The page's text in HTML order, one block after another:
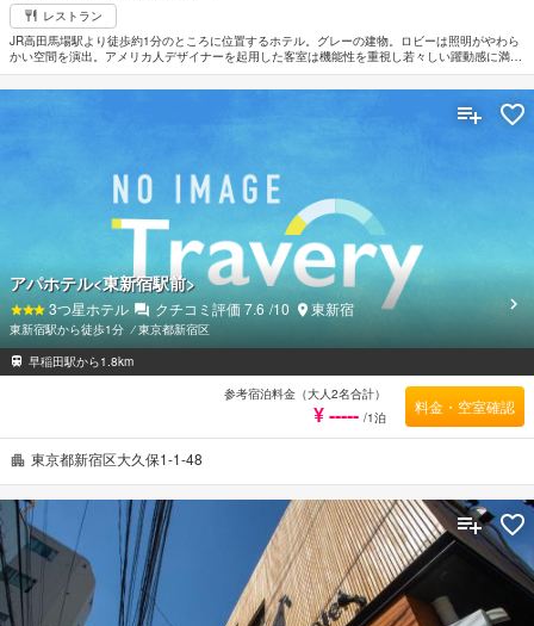
レストラン
JR高田馬場駅より徒歩約1分のところに位置するホテル。グレーの建物。ロビーは照明がやわら
かい空間を演出。アメリカ人デザイナーを起用した客室は機能性を重視し若々しい躍動感に満ち
た内装になっている。周辺は首都高速5号池袋線や東京メトロ東西線などが通り移動に便利なロ
ケーション。
東京都新宿区大久保1-1-48
アパホテル<東新宿駅前>
3つ星ホテル クチコミ評価 7.6 /10 東新宿
東新宿駅から徒歩1分 ⁄東京都新宿区
早稲田駅から1.8km
参考宿泊料金（大人2名合計）
¥ ----- /1泊
料金・空室確認